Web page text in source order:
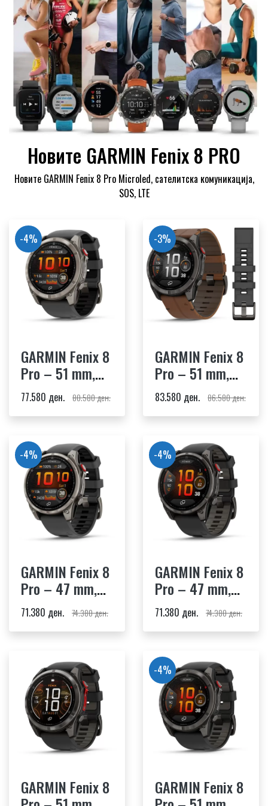
Новите GARMIN Fenix 8 PRO
Новите GARMIN Fenix 8 Pro Microled, сателитска комуникација,
SOS, LTE
-4%
GARMIN Fenix 8
Pro – 51 mm,
AMOLED,
Sapphire,
Titanium,
Graphite/Black
Silicone Band
77.580 ден. 80.580 ден.
-3%
GARMIN Fenix 8
Pro – 51 mm,
AMOLED,
Sapphire,
Titanium,
Leather Band
83.580 ден. 86.580 ден.
-4%
GARMIN Fenix 8
Pro – 47 mm,
AMOLED,
Sapphire,
Titanium,
Silicone Band
71.380 ден. 74.380 ден.
-4%
GARMIN Fenix 8
Pro – 47 mm,
AMOLED,
Sapphire,
Carbon Gray DLC
Titanium,
Black/Pebble
Gray Silicone
Band
71.380 ден. 74.380 ден.
GARMIN Fenix 8
-4%
GARMIN Fenix 8